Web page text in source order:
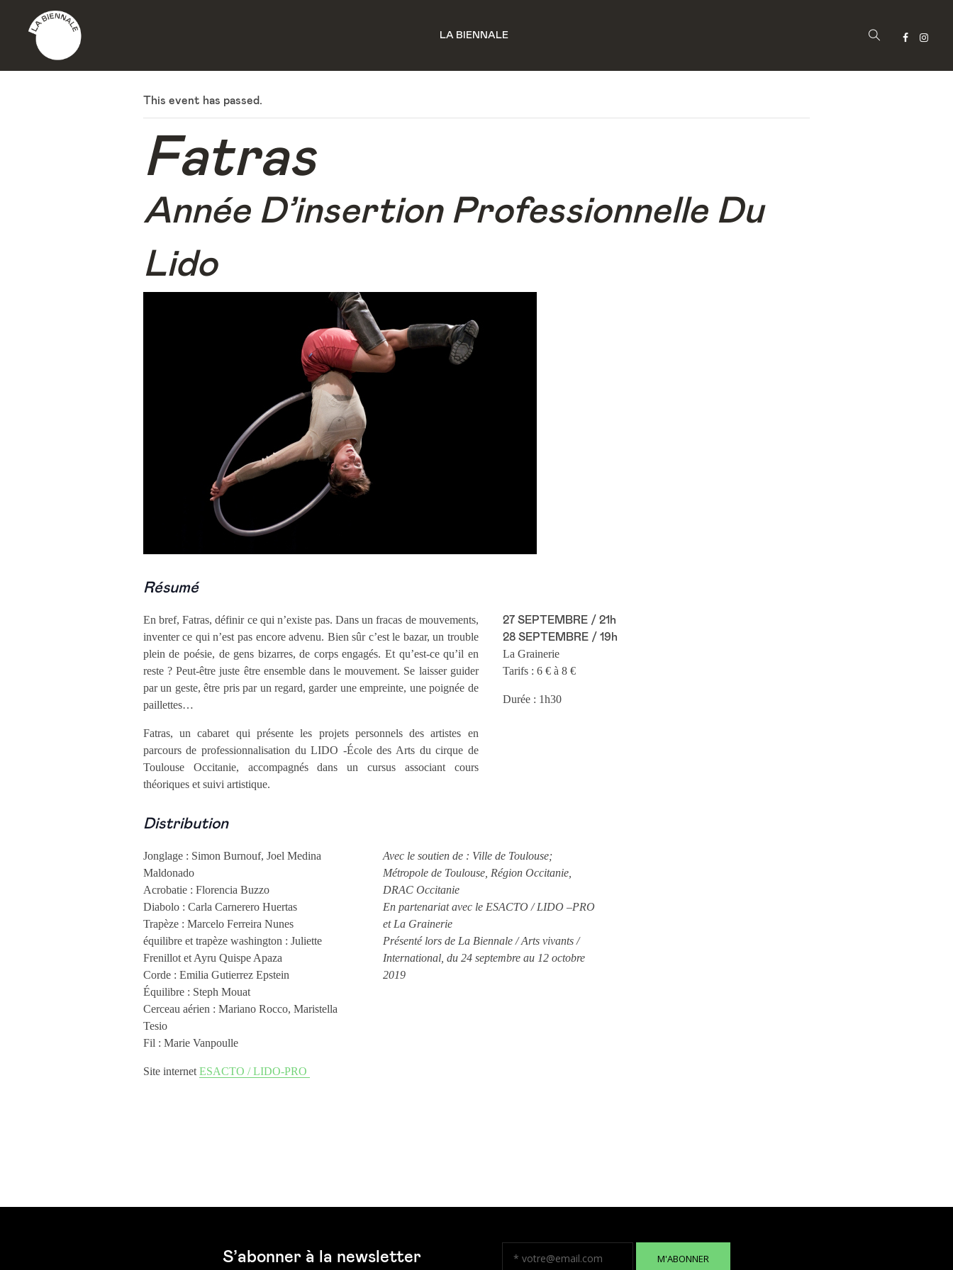
LA BIENNALE
This event has passed.
Fatras
Année D’insertion Professionnelle Du
Lido
Résumé
En bref, Fatras, définir ce qui n’existe pas. Dans un fracas de mouvements,
inventer ce qui n’est pas encore advenu. Bien sûr c’est le bazar, un trouble
plein de poésie, de gens bizarres, de corps engagés. Et qu’est-ce qu’il en
reste ? Peut-être juste être ensemble dans le mouvement. Se laisser guider
par un geste, être pris par un regard, garder une empreinte, une poignée de
paillettes…
Fatras, un cabaret qui présente les projets personnels des artistes en
parcours de professionnalisation du LIDO -École des Arts du cirque de
Toulouse Occitanie, accompagnés dans un cursus associant cours
théoriques et suivi artistique.
27 SEPTEMBRE / 21h
28 SEPTEMBRE / 19h
La Grainerie
Tarifs : 6 € à 8 €
Durée : 1h30
Distribution
Jonglage : Simon Burnouf, Joel Medina
Maldonado
Acrobatie : Florencia Buzzo
Diabolo : Carla Carnerero Huertas
Trapèze : Marcelo Ferreira Nunes
équilibre et trapèze washington : Juliette
Frenillot et Ayru Quispe Apaza
Corde : Emilia Gutierrez Epstein
Équilibre : Steph Mouat
Cerceau aérien : Mariano Rocco, Maristella
Tesio
Fil : Marie Vanpoulle
Site internet ESACTO / LIDO-PRO
Avec le soutien de : Ville de Toulouse;
Métropole de Toulouse, Région Occitanie,
DRAC Occitanie
En partenariat avec le ESACTO / LIDO –PRO
et La Grainerie
Présenté lors de La Biennale / Arts vivants /
International, du 24 septembre au 12 octobre
2019
S’abonner à la newsletter